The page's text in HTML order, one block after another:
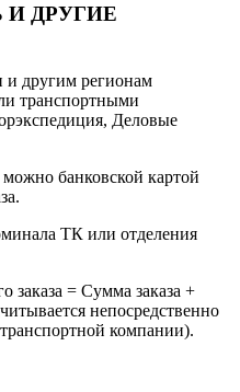
И ДРУГИЕ
и другим регионам
транспортными
Деловые
можно банковской картой
ТК или отделения
заказа = Сумма заказа +
непосредственно
компании).